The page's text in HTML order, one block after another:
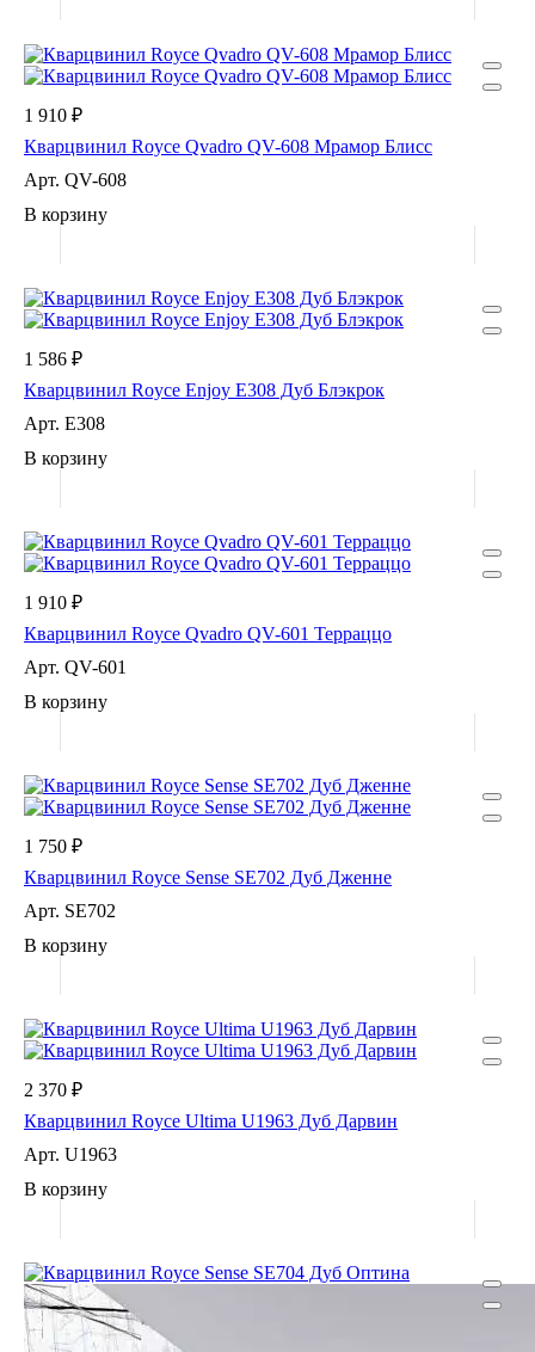
1 910 ₽
Кварцвинил Royce Qvadro QV-608 Мрамор Блисс
Арт. QV-608
В корзину
1 586 ₽
Кварцвинил Royce Enjoy Е308 Дуб Блэкрок
Арт. Е308
В корзину
1 910 ₽
Кварцвинил Royce Qvadro QV-601 Терраццо
Арт. QV-601
В корзину
1 750 ₽
Кварцвинил Royce Sense SE702 Дуб Дженне
Арт. SE702
В корзину
2 370 ₽
Кварцвинил Royce Ultima U1963 Дуб Дарвин
Арт. U1963
В корзину